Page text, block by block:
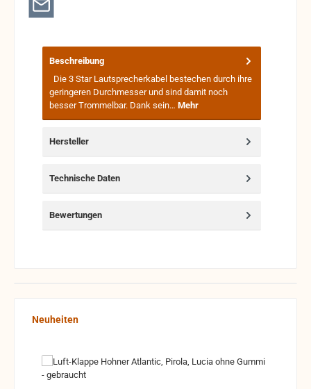
Beschreibung
Die 3 Star Lautsprecherkabel bestechen durch ihre
geringeren Durchmesser und sind damit noch
besser Trommelbar. Dank sein… Mehr
Hersteller
Technische Daten
Bewertungen
Produktgalerie überspringen
Neuheiten